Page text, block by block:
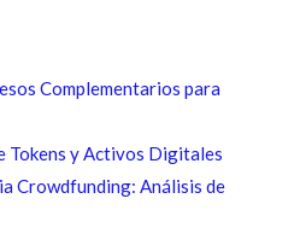
Complementarios para
Tokens y Activos Digitales
Crowdfunding: Análisis de